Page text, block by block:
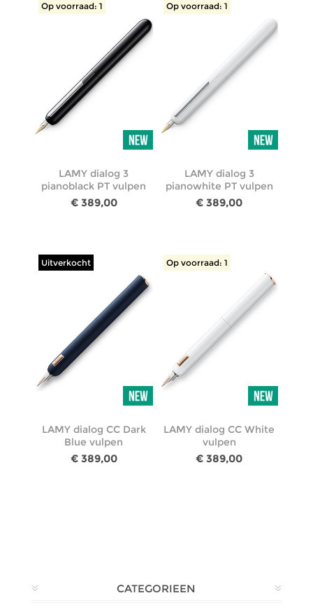
Op voorraad: 1
LAMY dialog 3
pianoblack PT vulpen
€ 389,00
Op voorraad: 1
LAMY dialog 3
pianowhite PT vulpen
€ 389,00
Uitverkocht
LAMY dialog CC Dark
Blue vulpen
€ 389,00
Op voorraad: 1
LAMY dialog CC White
vulpen
€ 389,00
CATEGORIEEN